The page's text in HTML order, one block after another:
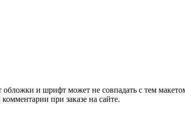
и шрифт может не совпадать с тем
при заказе на сайте.